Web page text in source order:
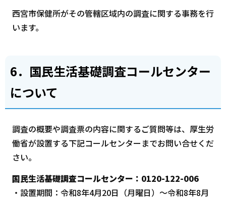
西宮市保健所がその管轄区域内の調査に関する事務を行
います。
6．国民生活基礎調査コールセンター
について
調査の概要や調査票の内容に関するご質問等は、厚生労
働省が設置する下記コールセンターまでお問い合せくだ
さい。
国民生活基礎調査コールセンター：0120-122-006
・設置期間：令和8年4月20日（月曜日）～令和8年8月